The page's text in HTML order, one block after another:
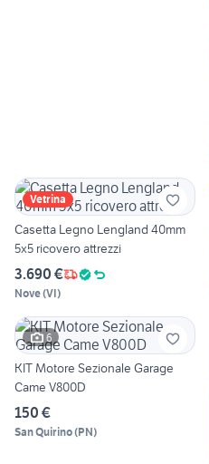
Vetrina
Casetta Legno Lengland 40mm
5x5 ricovero attrezzi
3.690 €
Nove(VI)
6
KIT Motore Sezionale Garage
Came V800D
150 €
San Quirino(PN)